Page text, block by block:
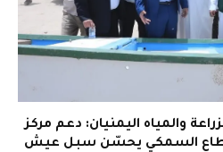
والمياه اليمنيان: دعم مركز
السمكي يحسّن سبل عيش